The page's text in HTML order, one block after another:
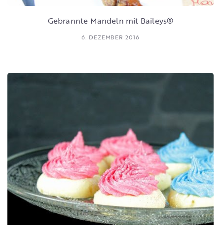
Gebrannte Mandeln mit Baileys®
6. DEZEMBER 2016